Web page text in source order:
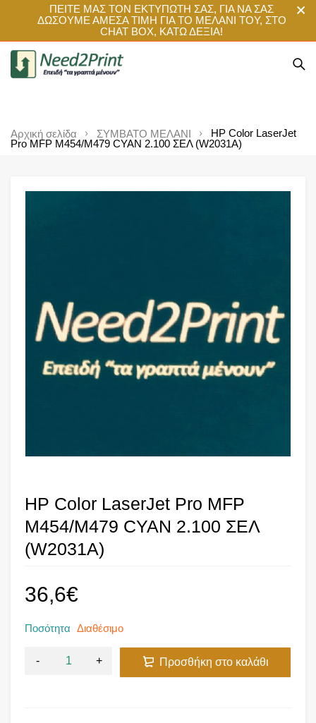
ΠΕΙΤΕ ΜΑΣ ΤΟΝ ΕΚΤΥΠΩΤΗ ΣΑΣ, ΓΙΑ ΝΑ ΣΑΣ
ΔΩΣΟΥΜΕ ΑΜΕΣΑ ΤΙΜΗ ΓΙΑ ΤΟ ΜΕΛΑΝΙ ΤΟΥ, ΣΤΟ
CHAT BOX, ΚΑΤΩ ΔΕΞΙΑ!
Αρχική σελίδα ΣΥΜΒΑΤΟ ΜΕΛΑΝΙ
HP Color LaserJet
Pro MFP M454/M479 CYAN 2.100 ΣΕΛ (W2031A)
HP Color LaserJet Pro MFP
M454/M479 CYAN 2.100 ΣΕΛ
(W2031A)
36,6€
Ποσότητα Διαθέσιμο
Προσθήκη στο καλάθι